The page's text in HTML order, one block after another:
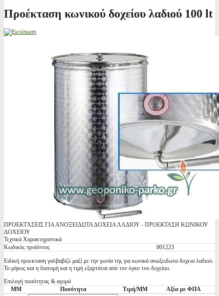
Προέκταση κωνικού δοχείου λαδιού 100 lt
ΠΡΟΕΚΤΆΣΕΙΣ ΓΙΑ ΑΝΟΞΕΙΔΩΤΑ ΔΟΧΕΙΑ ΛΑΔΙΟΥ - ΠΡΟΕΚΤΑΣΗ ΚΩΝΙΚΟΥ
ΔΟΧΕΙΟΥ
Τεχνικά Χαρακτηριστικά
Κωδικός προϊόντος
001223
Ειδική προεκταση γαλβαβιζέ μαζί με την γωνία της για κωνικά ανωξειδωτα δοχεια λαδιού.
Το μήκος και η διατομή και η τιμή εξαρτάται από τον όγκο του δοχείου.
Επιλογή ποσότητας & αγορά
ΜΜ
Ποσότητα Τιμή/ΜΜ Αξία με ΦΠΑ